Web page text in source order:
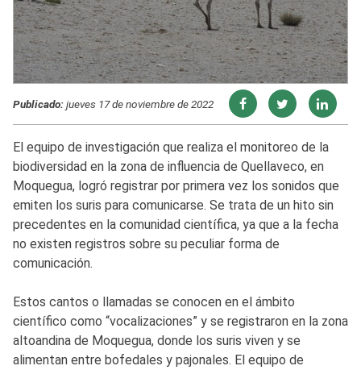
Publicado:jueves 17 de noviembre de 2022
El equipo de investigación que realiza el monitoreo de la
biodiversidad en la zona de influencia de Quellaveco, en
Moquegua, logró registrar por primera vez los sonidos que
emiten los suris para comunicarse. Se trata de un hito sin
precedentes en la comunidad científica, ya que a la fecha
no existen registros sobre su peculiar forma de
comunicación.
Estos cantos o llamadas se conocen en el ámbito
científico como “vocalizaciones” y se registraron en la zona
altoandina de Moquegua, donde los suris viven y se
alimentan entre bofedales y pajonales. El equipo de